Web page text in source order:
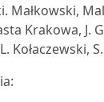
Małkowski,
Krakowa, J.
Kołaczewski,